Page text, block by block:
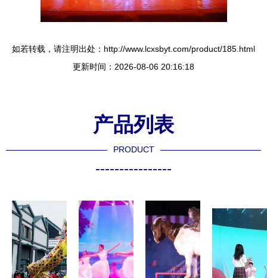
如若转载，请注明出处：http://www.lcxsbyt.com/product/185.html
更新时间：2026-08-06 20:16:18
产品列表
PRODUCT
----------------